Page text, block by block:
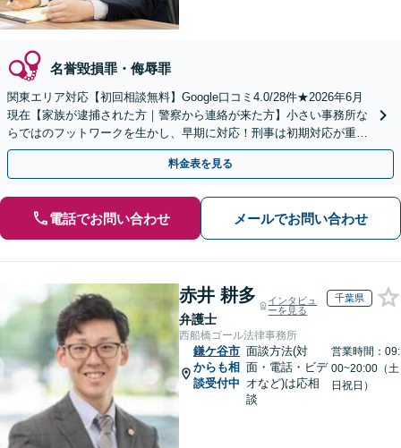
名誉毀損罪・侮辱罪
関東エリア対応【初回相談無料】Google口コミ4.0/28件★2026年6月
現在【家族が逮捕された方｜警察から連絡が来た方】小さい事務所な
らではのフットワークを生かし、早期に対応！刑事は初期対応が重要
なため、早めに弁護士にご相談ください
料金表を見る
電話でお問い合わせ メールでお問い合わせ
赤井 耕多
弁護士
インタビュ
ーを見る
千葉県
西船橋ゴール法律事務所
鎌ケ谷市
からも相
談受付中
面談方法(対
面・電話・ビデ
オなど)は応相
談
営業時間：09:
00~20:00（土
日祝日）